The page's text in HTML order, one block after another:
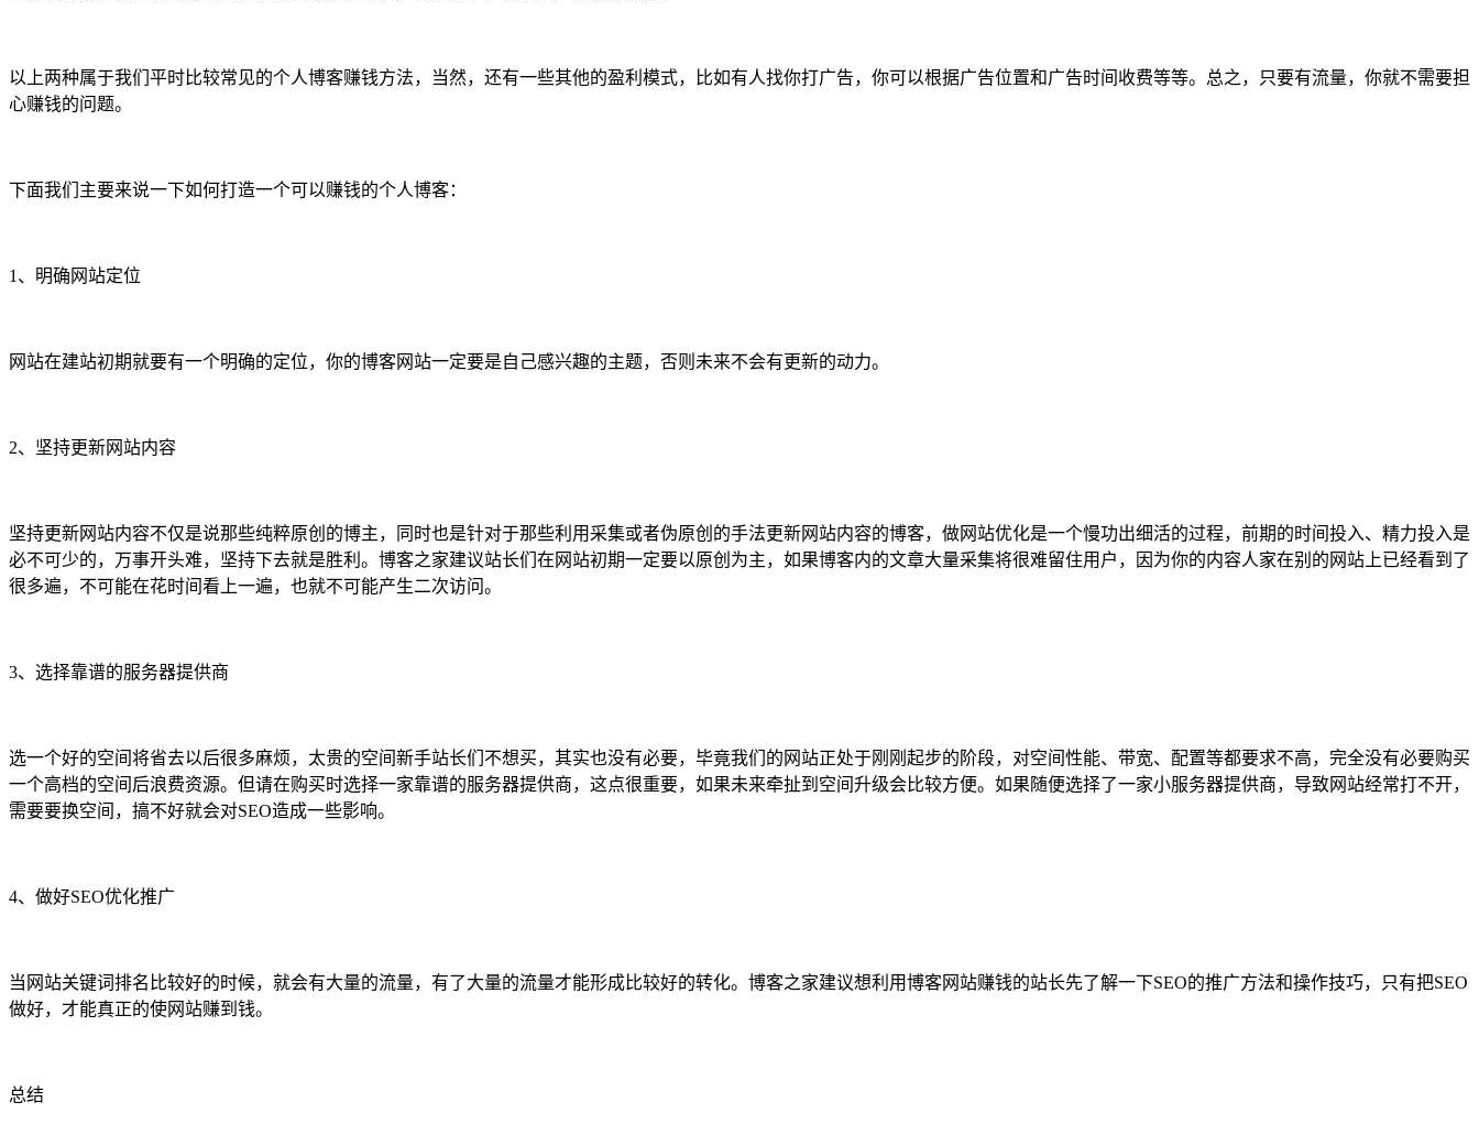
以上两种属于我们平时比较常见的个人博客赚钱方法，当然，还有一些其他的盈利模式，比如有人找你打广告，你可以根据广告位置和广告时间收费等等。总之，只要有流量，你就不需要担
心赚钱的问题。
下面我们主要来说一下如何打造一个可以赚钱的个人博客：
1、明确网站定位
网站在建站初期就要有一个明确的定位，你的博客网站一定要是自己感兴趣的主题，否则未来不会有更新的动力。
2、坚持更新网站内容
坚持更新网站内容不仅是说那些纯粹原创的博主，同时也是针对于那些利用采集或者伪原创的手法更新网站内容的博客，做网站优化是一个慢功出细活的过程，前期的时间投入、精力投入是
必不可少的，万事开头难，坚持下去就是胜利。博客之家建议站长们在网站初期一定要以原创为主，如果博客内的文章大量采集将很难留住用户，因为你的内容人家在别的网站上已经看到了
很多遍，不可能在花时间看上一遍，也就不可能产生二次访问。
3、选择靠谱的服务器提供商
选一个好的空间将省去以后很多麻烦，太贵的空间新手站长们不想买，其实也没有必要，毕竟我们的网站正处于刚刚起步的阶段，对空间性能、带宽、配置等都要求不高，完全没有必要购买
一个高档的空间后浪费资源。但请在购买时选择一家靠谱的服务器提供商，这点很重要，如果未来牵扯到空间升级会比较方便。如果随便选择了一家小服务器提供商，导致网站经常打不开，
需要要换空间，搞不好就会对SEO造成一些影响。
4、做好SEO优化推广
当网站关键词排名比较好的时候，就会有大量的流量，有了大量的流量才能形成比较好的转化。博客之家建议想利用博客网站赚钱的站长先了解一下SEO的推广方法和操作技巧，只有把SEO
做好，才能真正的使网站赚到钱。
总结